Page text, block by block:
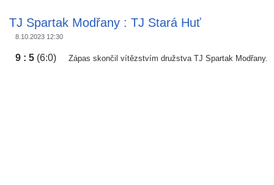
TJ Spartak Modřany : TJ Stará Huť
8.10.2023 12:30
9 : 5 (6:0) Zápas skončil vítězstvím družstva TJ Spartak Modřany.